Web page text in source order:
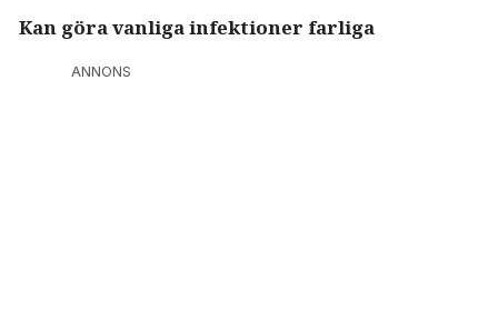
Kan göra vanliga infektioner farliga
ANNONS